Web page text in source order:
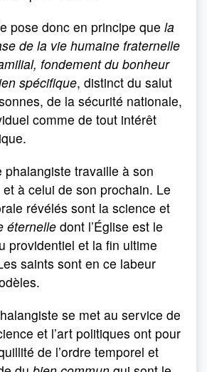
pose donc en principe que la
de la vie humaine fraternelle
fondement du bonheur
spécifique, distinct du salut
de la sécurité nationale,
comme de tout intérêt
phalangiste travaille à son
à celui de son prochain. Le
révélés sont la science et
éternelle dont l’Église est le
providentiel et la fin ultime
saints sont en ce labeur
se met au service de
et l’art politiques ont pour
de l’ordre temporel et